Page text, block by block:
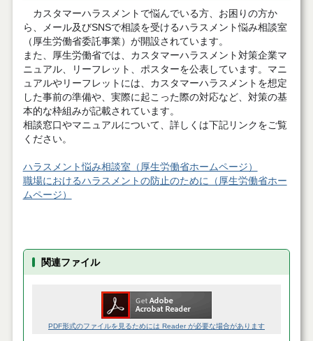
カスタマーハラスメントで悩んでいる方、お困りの方か
ら、メール及びSNSで相談を受けるハラスメント悩み相談室
（厚生労働省委託事業）が開設されています。
また、厚生労働省では、カスタマーハラスメント対策企業マ
ニュアル、リーフレット、ポスターを公表しています。マニ
ュアルやリーフレットには、カスタマーハラスメントを想定
した事前の準備や、実際に起こった際の対応など、対策の基
本的な枠組みが記載されています。
相談窓口やマニュアルについて、詳しくは下記リンクをご覧
ください。
ハラスメント悩み相談室（厚生労働省ホームページ）
職場におけるハラスメントの防止のために（厚生労働省ホー
ムページ）
関連ファイル
PDF形式のファイルを見るためには Reader が必要な場合があります